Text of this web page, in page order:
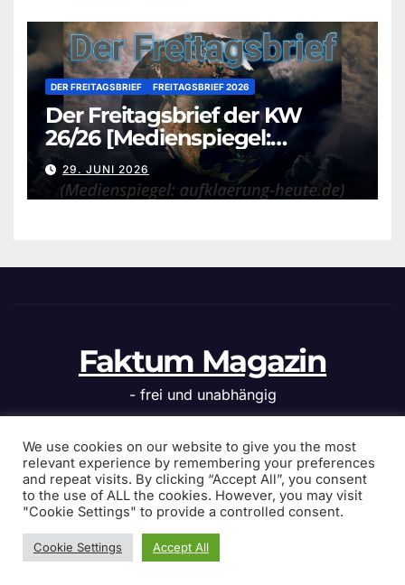
DER FREITAGSBRIEF FREITAGSBRIEF 2026
Der Freitagsbrief der KW
26/26 [Medienspiegel:
aufklaerung-heute.de]
29. JUNI 2026
Faktum Magazin
- frei und unabhängig
Stolz präsentiert von WordPress|Theme: News Click von
Themeansar
HomePolitikIslamkritik Kulturzwischendurch
We use cookies on our website to give you the most
relevant experience by remembering your preferences
and repeat visits. By clicking “Accept All”, you consent
to the use of ALL the cookies. However, you may visit
"Cookie Settings" to provide a controlled consent.
Cookie Settings Accept All